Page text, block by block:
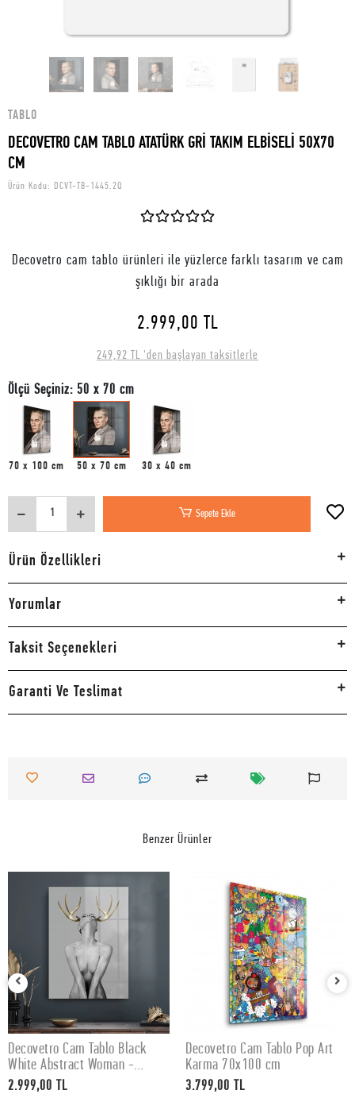
TABLO
DECOVETRO CAM TABLO ATATÜRK GRİ TAKIM ELBİSELİ 50X70
CM
Ürün Kodu: DCVT-TB-1445.2Q
Decovetro cam tablo ürünleri ile yüzlerce farklı tasarım ve cam
şıklığı bir arada
2.999,00 TL
249,92 TL 'den başlayan taksitlerle
Ölçü Seçiniz: 50 x 70 cm
70 x 100 cm 50 x 70 cm 30 x 40 cm
Sepete Ekle
Ürün Özellikleri
Yorumlar
Taksit Seçenekleri
Garanti Ve Teslimat
Benzer Ürünler
SEPETE EKLE
Decovetro Cam Tablo Black
White Abstract Woman -
50x70 cm
2.999,00 TL
SEPETE EKLE
Decovetro Cam Tablo Pop Art
Karma 70x100 cm
3.799,00 TL